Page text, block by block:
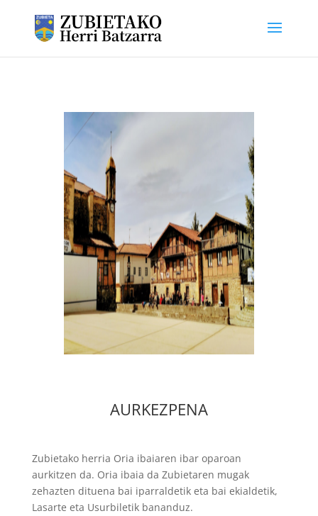
AURKEZPENA
Zubietako herria Oria ibaiaren ibar oparoan
aurkitzen da. Oria ibaia da Zubietaren mugak
zehazten dituena bai iparraldetik eta bai ekialdetik,
Lasarte eta Usurbiletik bananduz.